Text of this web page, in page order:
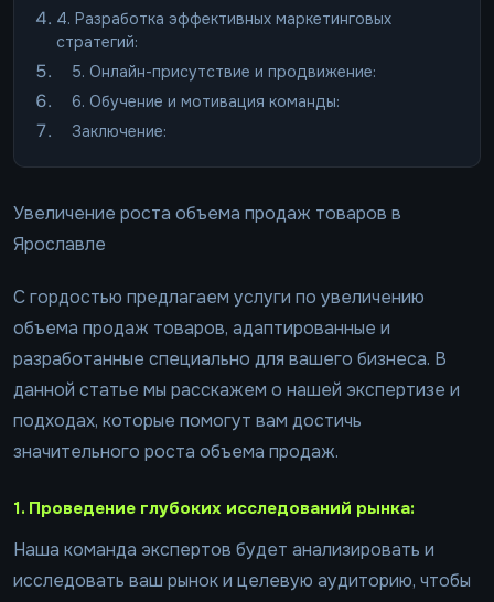
4. Разработка эффективных маркетинговых
стратегий:
5. Онлайн-присутствие и продвижение:
6. Обучение и мотивация команды:
Заключение:
Увеличение роста объема продаж товаров в
Ярославле
С гордостью предлагаем услуги по увеличению
объема продаж товаров, адаптированные и
разработанные специально для вашего бизнеса. В
данной статье мы расскажем о нашей экспертизе и
подходах, которые помогут вам достичь
значительного роста объема продаж.
1. Проведение глубоких исследований рынка:
Наша команда экспертов будет анализировать и
исследовать ваш рынок и целевую аудиторию, чтобы